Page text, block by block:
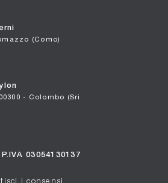
(Como)
- Colombo (Sri
03054130137